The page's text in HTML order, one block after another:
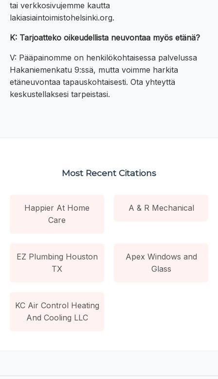
tai verkkosivujemme kautta
lakiasiaintoimistohelsinki.org.
K: Tarjoatteko oikeudellista neuvontaa myös etänä?
V: Pääpainomme on henkilökohtaisessa palvelussa
Hakaniemenkatu 9:ssä, mutta voimme harkita
etäneuvontaa tapauskohtaisesti. Ota yhteyttä
keskustellaksesi tarpeistasi.
Most Recent Citations
Happier At Home
Care
A & R Mechanical
EZ Plumbing Houston
TX
Apex Windows and
Glass
KC Air Control Heating
And Cooling LLC